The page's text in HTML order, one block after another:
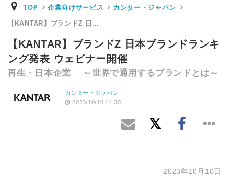
TOP 企業向けサービス カンター・ジャパン
【KANTAR】ブランドZ 日…
【KANTAR】ブランドZ 日本ブランドランキ
ング発表 ウェビナー開催
再生・日本企業 ～世界で通用するブランドとは～
カンター・ジャパン
2023/10/10 14:30
2023年10月10日